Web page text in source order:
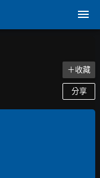
＋收藏
分享